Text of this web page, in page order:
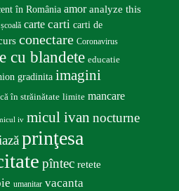
în România amor analyze this
carte carti carti de
conectare Coronavirus
cu blandete educatie
gradinita imagini
în străinătate limite mancare
iv micul ivan nocturne
prinţesa
pîntec retete
umanitar vacanta